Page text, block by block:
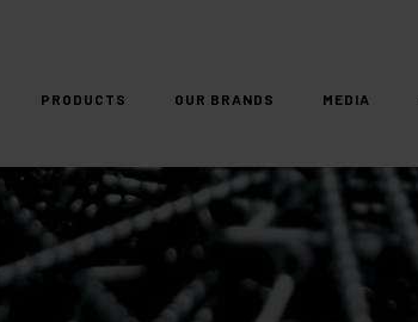
PRODUCTS OUR BRANDS MEDIA